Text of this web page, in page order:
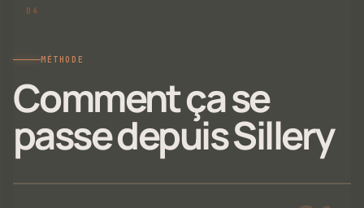
MÉTHODE
Comment ça se
passe depuis Sillery